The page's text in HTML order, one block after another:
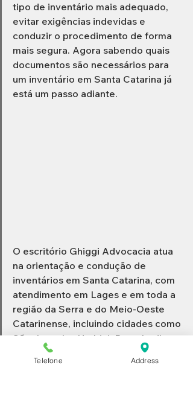
tipo de inventário mais adequado,
evitar exigências indevidas e
conduzir o procedimento de forma
mais segura. Agora sabendo quais
documentos são necessários para
um inventário em Santa Catarina já
está um passo adiante.
O escritório Ghiggi Advocacia atua
na orientação e condução de
inventários em Santa Catarina, com
atendimento em Lages e em toda a
região da Serra e do Meio-Oeste
Catarinense, incluindo cidades como
São Joaquim, Urubici, Bom Jardim
da Serra, Otacílio Costa, Correia
Pinto, Campos Novos, Rio Rufino,
Telefone Address